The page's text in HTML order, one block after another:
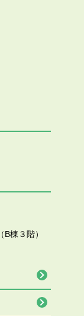
棟３階）